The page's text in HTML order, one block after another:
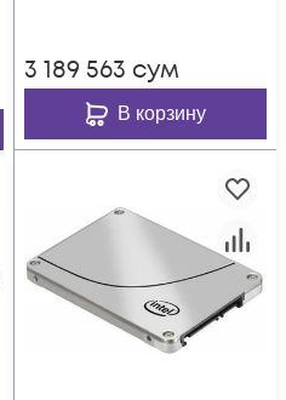
3 189 563 сум
В корзину